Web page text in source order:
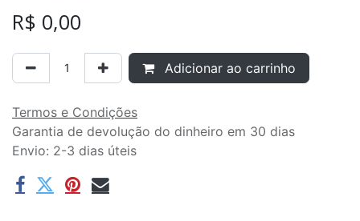
R$ 0,00
Adicionar ao carrinho
Termos e Condições
Garantia de devolução do dinheiro em 30 dias
Envio: 2-3 dias úteis